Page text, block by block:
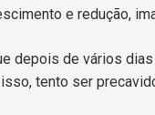
e redução,
depois de vários
tento ser